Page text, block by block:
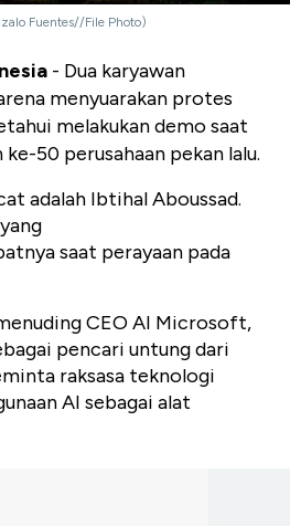
Fuentes//File Photo)
- Dua karyawan
menyuarakan protes
melakukan demo saat
50 perusahaan pekan lalu.
adalah Ibtihal Aboussad.
saat perayaan pada
CEO AI Microsoft,
pencari untung dari
raksasa teknologi
AI sebagai alat